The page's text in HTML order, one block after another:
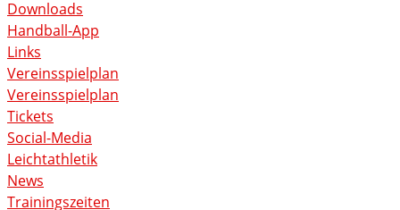
Downloads
Handball-App
Links
Vereinsspielplan
Vereinsspielplan
Tickets
Social-Media
Leichtathletik
News
Trainingszeiten